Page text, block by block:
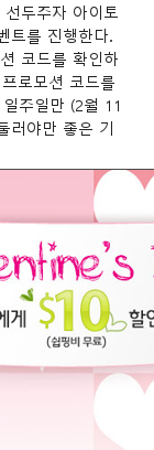
두주자 아이토
트를 진행한다.
코드를 확인하
로모션 코드를
주일만 (2월 11
러야만 좋은 기